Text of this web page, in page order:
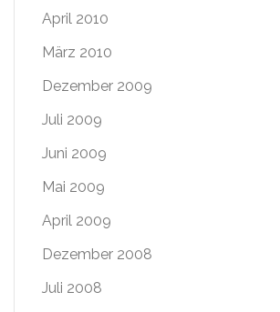
April 2010
März 2010
Dezember 2009
Juli 2009
Juni 2009
Mai 2009
April 2009
Dezember 2008
Juli 2008